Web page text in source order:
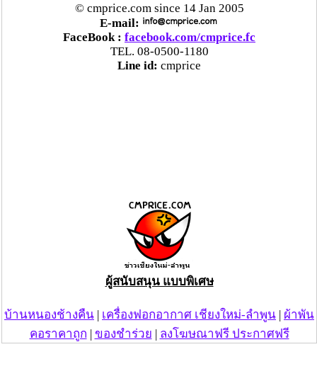
© cmprice.com since 14 Jan 2005
E-mail:
FaceBook : facebook.com/cmprice.fc
TEL. 08-0500-1180
Line id: cmprice
ผู้สนับสนุน แบบพิเศษ
บ้านหนองช้างคืน | เครื่องฟอกอากาศ เชียงใหม่-ลำพูน | ผ้าพัน
คอราคาถูก | ของชำร่วย | ลงโฆษณาฟรี ประกาศฟรี